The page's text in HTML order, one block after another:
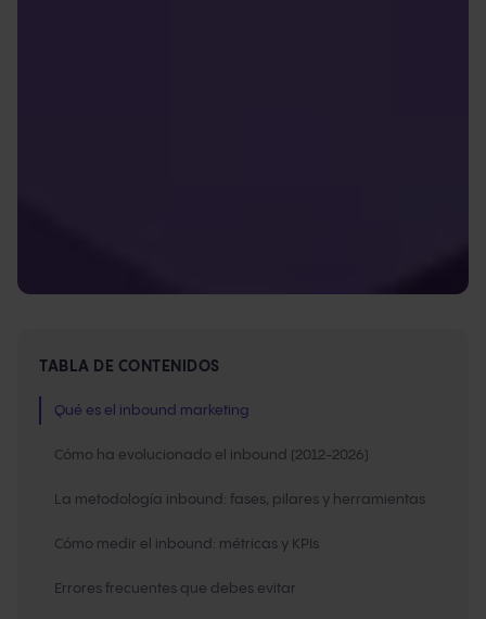
TABLA DE CONTENIDOS
Qué es el inbound marketing
Cómo ha evolucionado el inbound (2012-2026)
La metodología inbound: fases, pilares y herramientas
Cómo medir el inbound: métricas y KPIs
Errores frecuentes que debes evitar